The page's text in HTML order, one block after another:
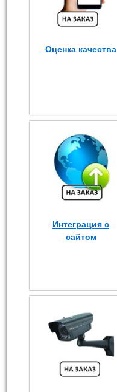
Оценка качества
Интеграция с
сайтом